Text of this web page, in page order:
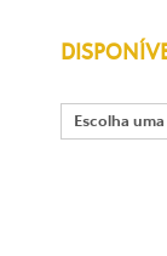
Escolha